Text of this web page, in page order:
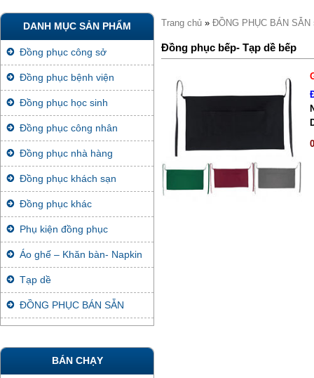
Trang chủ » ĐỒNG PHỤC BÁN SẴN
Đồng phục bếp- Tạp dề bếp
DANH MỤC SẢN PHẨM
Đồng phục công sở
Đồng phục bệnh viện
Đồng phục học sinh
Đồng phục công nhân
Đồng phục nhà hàng
Đồng phục khách sạn
Đồng phục khác
Phụ kiện đồng phục
Áo ghế – Khăn bàn- Napkin
Tạp dề
ĐỒNG PHỤC BÁN SẴN
BÁN CHẠY